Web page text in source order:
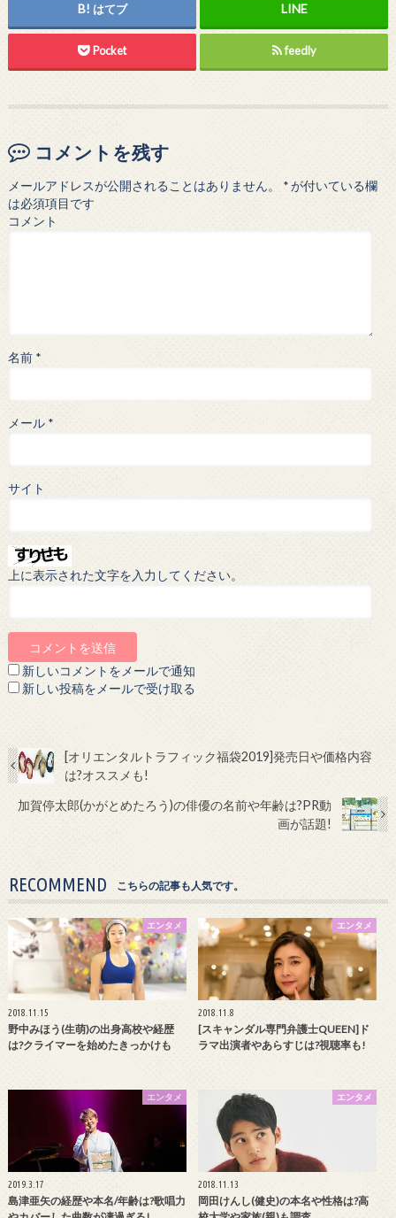
い
ド
開
)
ッ
ク
し
く
さ
新
ィ
ン
ウ
で
す
はてブ
Pocket feedly
コメントを残す
メールアドレスが公開されることはありません。 *が付いている欄
は必須項目です
コメント
名前 *
メール *
サイト
上に表示された文字を入力してください。
新しいコメントをメールで通知
新しい投稿をメールで受け取る
[オリエンタルトラフィック福袋2019]発売日や価格内容
は?オススメも!
加賀停太郎(かがとめたろう)の俳優の名前や年齢は?PR動
画が話題!
RECOMMEND こちらの記事も人気です。
エンタメ
2018.11.15
野中みほう(生萌)の出身高校や経歴
は?クライマーを始めたきっかけも
エンタメ
2018.11.8
[スキャンダル専門弁護士QUEEN]ド
ラマ出演者やあらすじは?視聴率も!
エンタメ
2019.3.17
島津亜矢の経歴や本名/年齢は?歌唱力
エンタメ
2018.11.13
岡田けんし(健史)の本名や性格は?高